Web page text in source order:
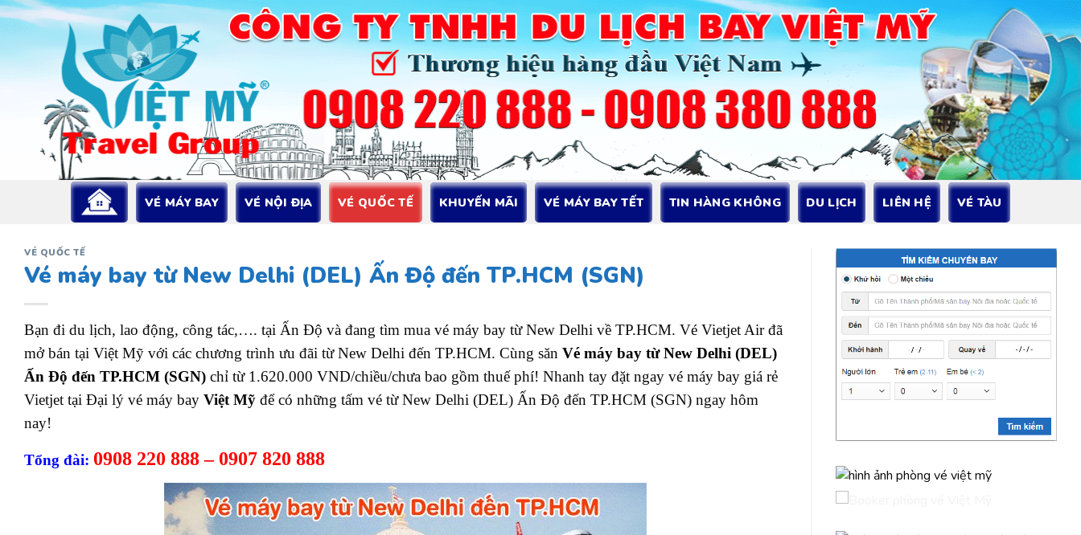
Bỏ
dung
VÉ MÁY BAY VÉ NỘI ĐỊA VÉ QUỐC TẾ KHUYẾN MÃI VÉ MÁY BAY TẾT TIN HÀNG KHÔNG DU LỊCH LIÊN HỆ VÉ TÀU
VÉ QUỐC TẾ
Vé máy bay từ New Delhi (DEL) Ấn Độ đến TP.HCM (SGN)
Bạn đi du lịch, lao động, công tác,…. tại Ấn Độ và đang tìm mua vé máy bay từ New Delhi về TP.HCM. Vé Vietjet Air đã
mở bán tại Việt Mỹ với các chương trình ưu đãi từ New Delhi đến TP.HCM. Cùng săn Vé máy bay từ New Delhi (DEL)
Ấn Độ đến TP.HCM (SGN) chỉ từ 1.620.000 VND/chiều/chưa bao gồm thuế phí! Nhanh tay đặt ngay vé máy bay giá rẻ
Vietjet tại Đại lý vé máy bay Việt Mỹ để có những tấm vé từ New Delhi (DEL) Ấn Độ đến TP.HCM (SGN) ngay hôm
nay!
Tổng đài: 0908 220 888 – 0907 820 888